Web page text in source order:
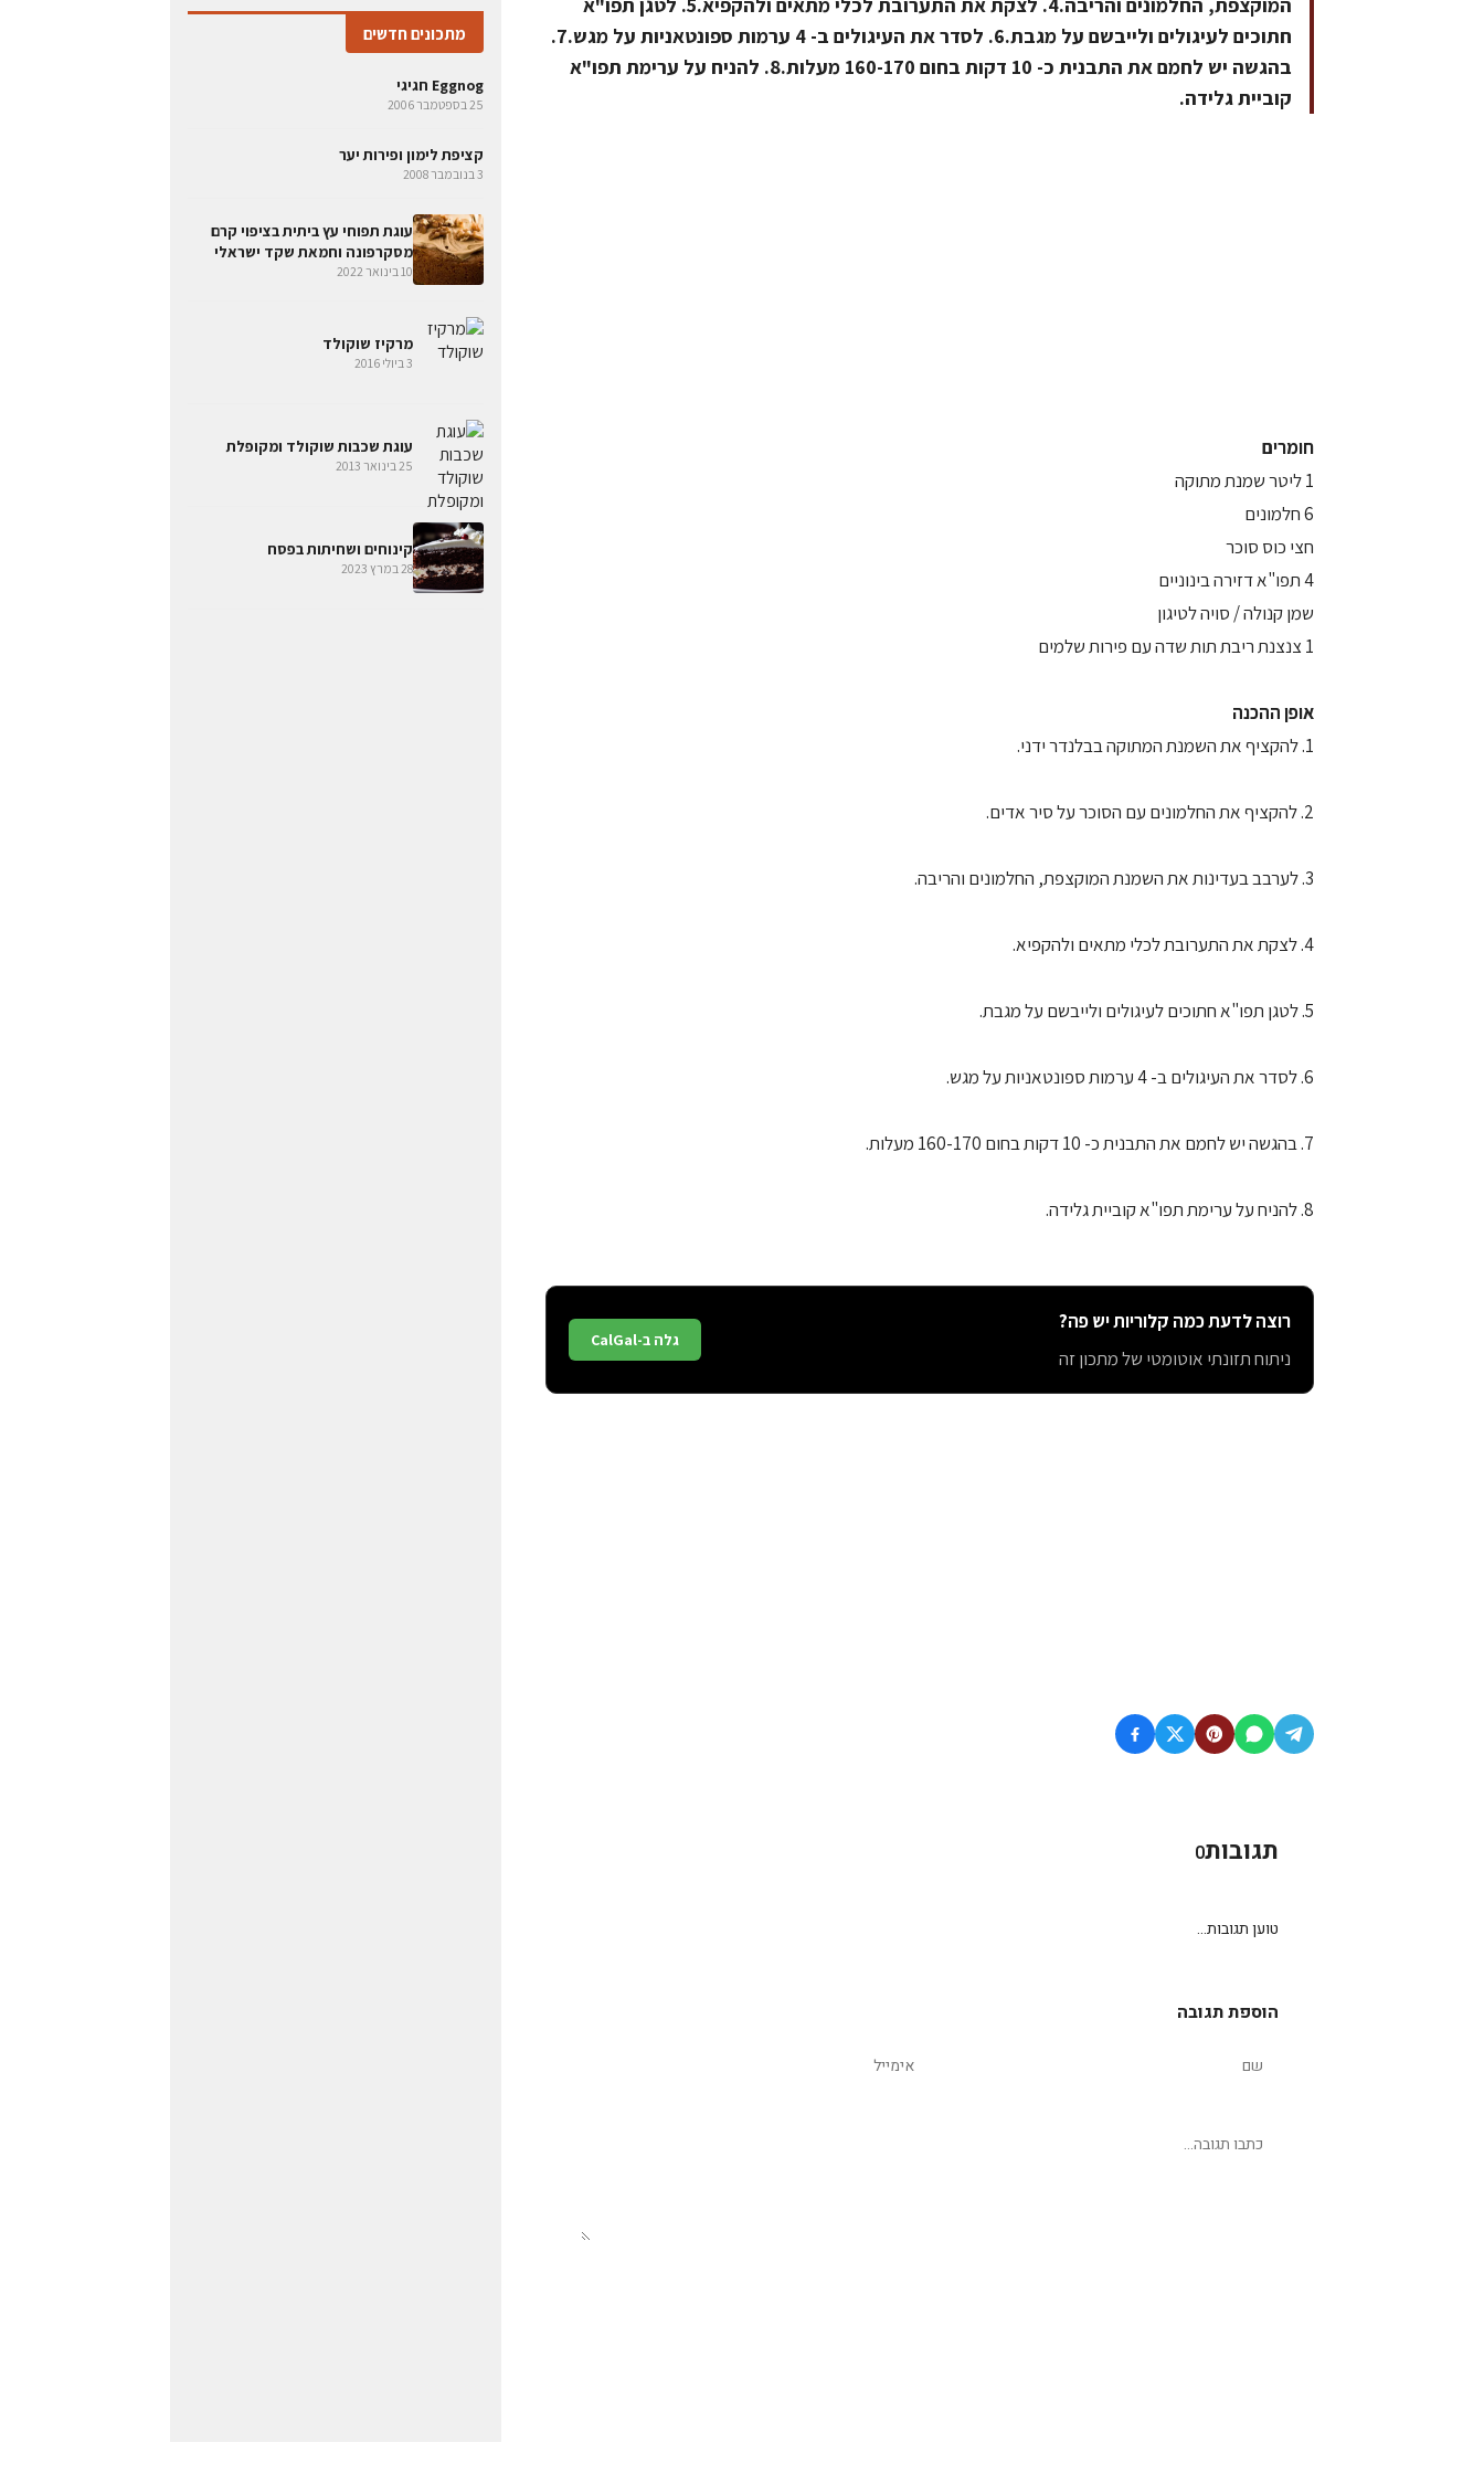
חתוכים לעיגולים ולייבשם על מגבת.6. לסדר את העיגולים ב- 4 ערמות ספונטאניות על מגש.7.
בהגשה יש לחמם את התבנית כ- 10 דקות בחום 160-170 מעלות.8. להניח על ערימת תפו"א
קוביית גלידה.
חומרים
1 ליטר שמנת מתוקה
6 חלמונים
חצי כוס סוכר
4 תפו"א דזירה בינוניים
שמן קנולה / סויה לטיגון
1 צנצנת ריבת תות שדה עם פירות שלמים
אופן ההכנה
1. להקציף את השמנת המתוקה בבלנדר ידני.
2. להקציף את החלמונים עם הסוכר על סיר אדים.
3. לערבב בעדינות את השמנת המוקצפת, החלמונים והריבה.
4. לצקת את התערובת לכלי מתאים ולהקפיא.
5. לטגן תפו"א חתוכים לעיגולים ולייבשם על מגבת.
6. לסדר את העיגולים ב- 4 ערמות ספונטאניות על מגש.
7. בהגשה יש לחמם את התבנית כ- 10 דקות בחום 160-170 מעלות.
8. להניח על ערימת תפו"א קוביית גלידה.
רוצה לדעת כמה קלוריות יש פה?
ניתוח תזונתי אוטומטי של מתכון זה
גלה ב-CalGal
תגובות0
טוען תגובות...
הוספת תגובה
מתכונים חדשים
Eggnog חגיגי
25 בספטמבר 2006
קציפת לימון ופירות יער
3 בנובמבר 2008
עוגת תפוחי עץ ביתית בציפוי קרם
מסקרפונה וחמאת שקד ישראלי
10 בינואר 2022
מרקיז שוקולד
3 ביולי 2016
עוגת שכבות שוקולד ומקופלת
25 בינואר 2013
קינוחים ושחיתות בפסח
28 במרץ 2023